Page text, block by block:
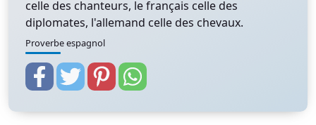
celle des chanteurs, le français celle des
diplomates, l'allemand celle des chevaux.
Proverbe espagnol